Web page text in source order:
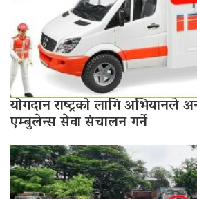
योगदान राष्ट्रको लागि अभियानले
एम्बुलेन्स सेवा संचालन गर्ने